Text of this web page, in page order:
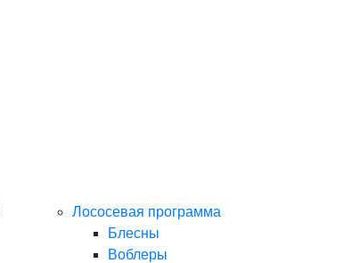
Лососевая программа
Блесны
Воблеры